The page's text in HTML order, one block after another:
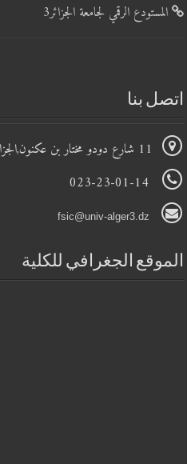
المستودع الرقمي لجامعة الجزائر3
اتصل بنا
الموقع الجغرافي للكلية